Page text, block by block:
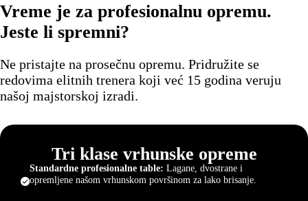
Vreme je za profesionalnu opremu.
Jeste li spremni?
Ne pristajte na prosečnu opremu. Pridružite se
redovima elitnih trenera koji već 15 godina veruju
našoj majstorskoj izradi.
Tri klase vrhunske opreme
Standardne profesionalne table: Lagane, dvostrane i
opremljene našom vrhunskom površinom za lako brisanje.